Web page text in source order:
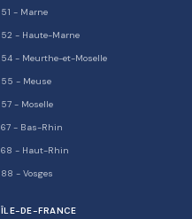
51 - Marne
52 - Haute-Marne
54 - Meurthe-et-Moselle
55 - Meuse
57 - Moselle
67 - Bas-Rhin
68 - Haut-Rhin
88 - Vosges
ÎLE-DE-FRANCE